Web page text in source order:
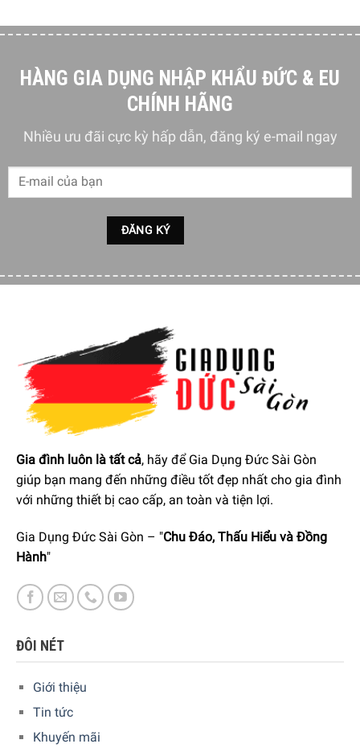
Thiết kế âm tủ sang trọng
Lò vi sóng kèm nướng Caso EMCG 32 có thiết kế cổ điển,
sang trọng của lò vi sóng bằng thép không gỉ phù hợp
hoàn hảo với bất kỳ phong cách nhà bếp nào.
Nội thất thép không gỉ bền bỉ
dài. Ngoài ra, các món ăn khi được chế biến trong lò cũng
sẽ được kiểm soát trực quan với đèn chiếu sáng khoang lò,
giúp người dùng luôn có thể quan sát xuyên suốt quá trình
nấu.
Hotline:
những tư vấn chi tiết và đặt mua sản phẩm.
HÀNG GIA DỤNG NHẬP KHẨU ĐỨC & EU
CHÍNH HÃNG
Nhiều ưu đãi cực kỳ hấp dẫn, đăng ký e-mail ngay
Gia đình luôn là tất cả, hãy để Gia Dụng Đức Sài Gòn
giúp bạn mang đến những điều tốt đẹp nhất cho gia đình
với những thiết bị cao cấp, an toàn và tiện lợi.
Gia Dụng Đức Sài Gòn – "Chu Đáo, Thấu Hiểu và Đồng
Hành"
ĐÔI NÉT
Giới thiệu
Tin tức
Khuyến mãi